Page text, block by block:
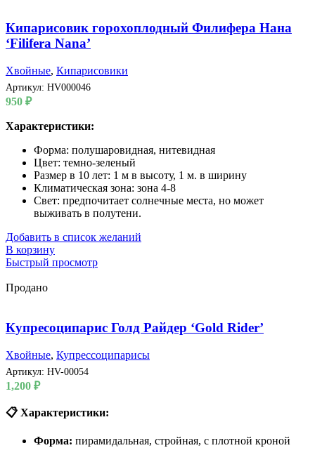
Кипарисовик горохоплодный Филифера Нана
‘Filifera Nana’
Хвойные, Кипарисовики
Артикул: HV000046
950 ₽
Характеристики:
Форма: полушаровидная, нитевидная
Цвет: темно-зеленый
Размер в 10 лет: 1 м в высоту, 1 м. в ширину
Климатическая зона: зона 4-8
Свет: предпочитает солнечные места, но может
выживать в полутени.
Добавить в список желаний
В корзину
Быстрый просмотр
Продано
Купресоципарис Голд Райдер ‘Gold Rider’
Хвойные, Купрессоципарисы
Артикул: HV-00054
1,200 ₽
📋 Характеристики:
Форма: пирамидальная, стройная, с плотной кроной